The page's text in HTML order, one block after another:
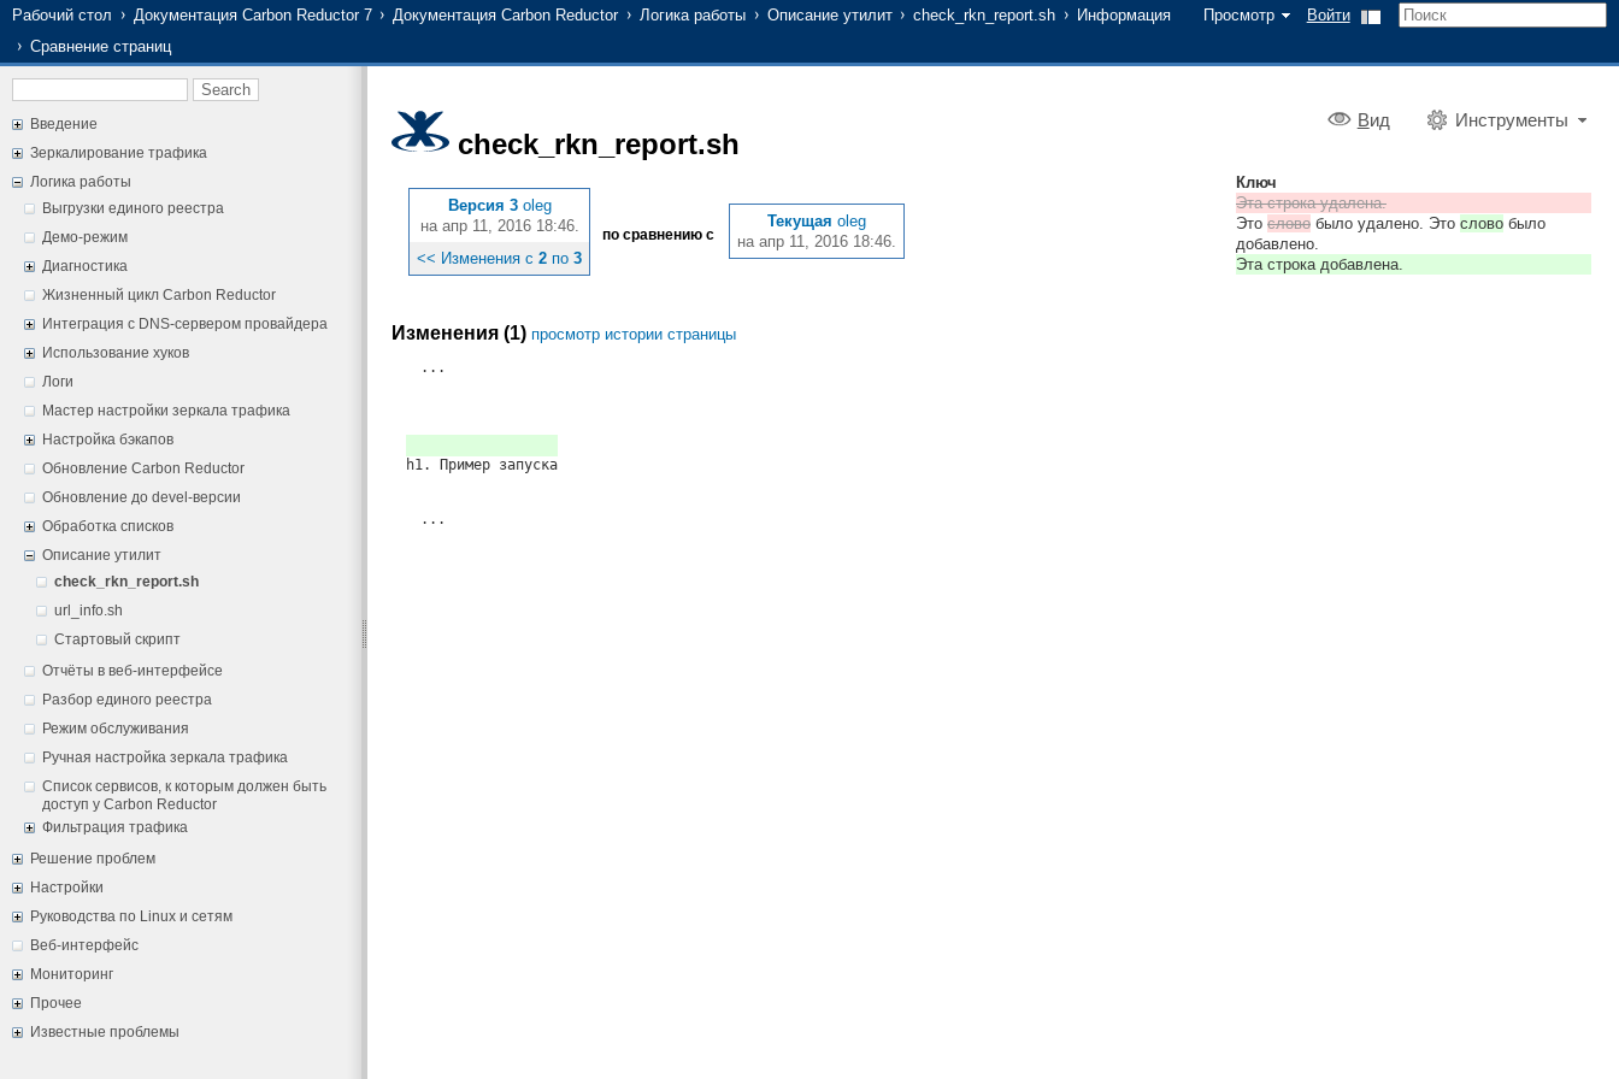
Просмотр Войти
Рабочий стол Документация Carbon Reductor 7 Документация Carbon Reductor Логика работы Описание утилит check_rkn_report.sh
Информация
Сравнение страниц
Введение
Зеркалирование трафика
Логика работы
Выгрузки единого реестра
Демо-режим
Диагностика
Жизненный цикл Carbon Reductor
Интеграция с DNS-сервером провайдера
Использование хуков
Логи
Мастер настройки зеркала трафика
Настройка бэкапов
Обновление Carbon Reductor
Обновление до devel-версии
Обработка списков
Описание утилит
check_rkn_report.sh
url_info.sh
Стартовый скрипт
Отчёты в веб-интерфейсе
Разбор единого реестра
Режим обслуживания
Ручная настройка зеркала трафика
Список сервисов, к которым должен быть
доступ у Carbon Reductor
Фильтрация трафика
Решение проблем
Настройки
Руководства по Linux и сетям
Веб-интерфейс
Мониторинг
Прочее
Известные проблемы
Вид Инструменты
check_rkn_report.sh
Версия 3 oleg
на апр 11, 2016 18:46.
<< Изменения с 2 по 3
по сравнению с
Текущая oleg
на апр 11, 2016 18:46.
Ключ
Эта строка удалена.
Это слово было удалено. Это слово было
добавлено.
Эта строка добавлена.
Изменения (1) просмотр истории страницы
...
h1. Пример запуска
...